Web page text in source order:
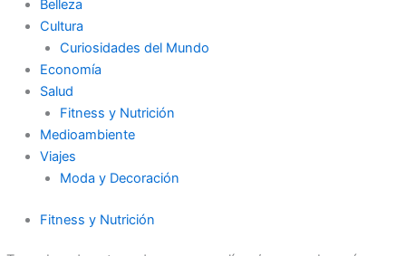
Belleza
Cultura
Curiosidades del Mundo
Economía
Salud
Fitness y Nutrición
Medioambiente
Viajes
Moda y Decoración
Fitness y Nutrición